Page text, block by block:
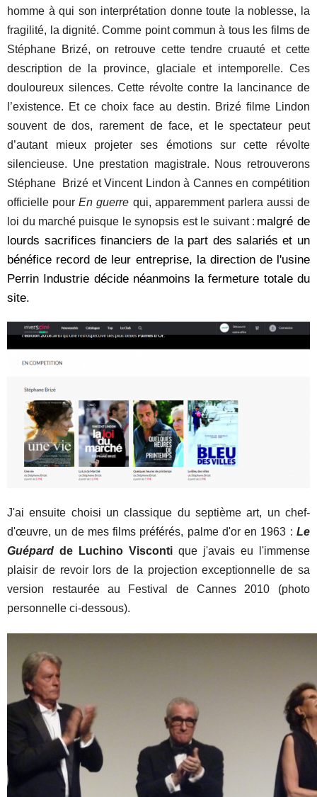
homme à qui son interprétation donne toute la noblesse, la
fragilité, la dignité. Comme point commun à tous les films de
Stéphane Brizé, on retrouve cette tendre cruauté et cette
description de la province, glaciale et intemporelle. Ces
douloureux silences. Cette révolte contre la lancinance de
l’existence. Et ce choix face au destin. Brizé filme Lindon
souvent de dos, rarement de face, et le spectateur peut
d’autant mieux projeter ses émotions sur cette révolte
silencieuse. Une prestation magistrale. Nous retrouverons
Stéphane Brizé et Vincent Lindon à Cannes en compétition
officielle pourEn guerre qui, apparemment parlera aussi de
loi du marché puisque le synopsis est le suivant : malgré de
lourds sacrifices financiers de la part des salariés et un
bénéfice record de leur entreprise, la direction de l'usine
Perrin Industrie décide néanmoins la fermeture totale du
site.
J'ai ensuite choisi un classique du septième art, un chef-
d'œuvre, un de mes films préférés, palme d'or en 1963 : Le
Guépard de Luchino Visconti que j'avais eu l'immense
plaisir de revoir lors de la projection exceptionnelle de sa
version restaurée au Festival de Cannes 2010 (photo
personnelle ci-dessous).